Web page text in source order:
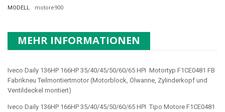
MODELL motore900
MEHR INFORMATIONEN
Iveco Daily 136HP 166HP 35/40/45/50/60/65 HPI Motortyp F1CE0481 FB
Fabrikneu Teilmontiertmotor (Motorblock, Ölwanne, Zylinderkopf und
Ventildeckel montiert)
Iveco Daily 136HP 166HP 35/40/45/50/60/65 HPI Tipo Motore F1CE0481